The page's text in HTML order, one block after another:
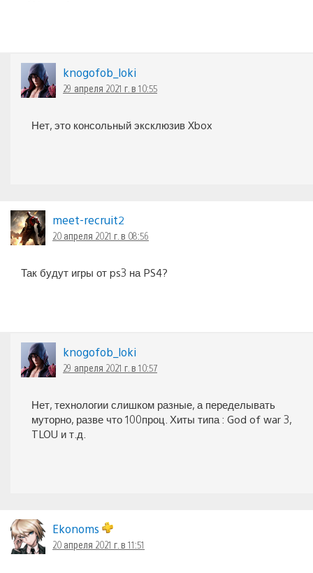
knogofob_loki
29 апреля 2021 г. в 10:55
Нет, это консольный эксклюзив Xbox
meet-recruit2
20 апреля 2021 г. в 08:56
Так будут игры от ps3 на PS4?
knogofob_loki
29 апреля 2021 г. в 10:57
Нет, технологии слишком разные, а переделывать
муторно, разве что 100проц. Хиты типа : God of war 3,
TLOU и т.д.
Ekonoms
20 апреля 2021 г. в 11:51